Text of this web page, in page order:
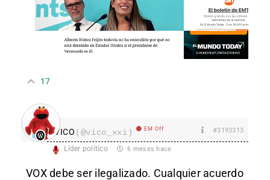
17
VICO (@vico_xxi) EM Off #3193313
Líder político 6 meses hace
VOX debe ser ilegalizado. Cualquier acuerdo